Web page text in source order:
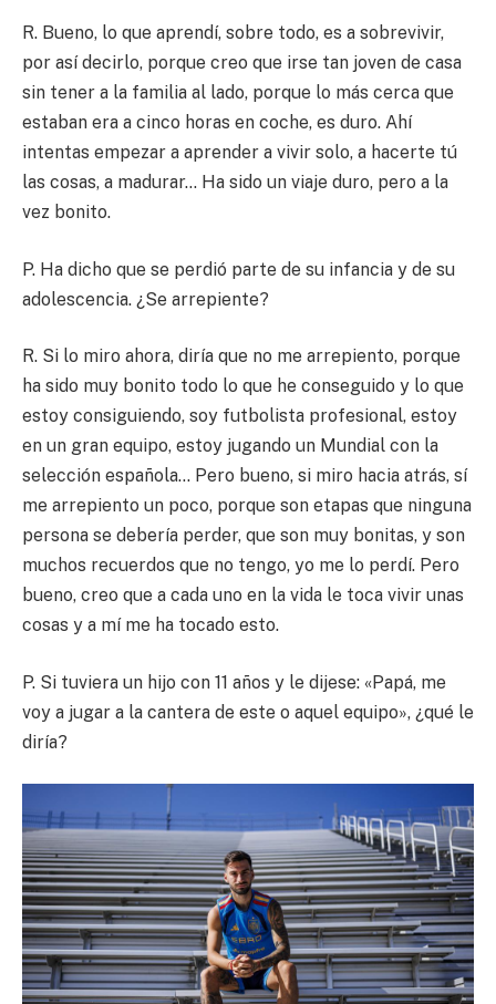
R. Bueno, lo que aprendí, sobre todo, es a sobrevivir,
por así decirlo, porque creo que irse tan joven de casa
sin tener a la familia al lado, porque lo más cerca que
estaban era a cinco horas en coche, es duro. Ahí
intentas empezar a aprender a vivir solo, a hacerte tú
las cosas, a madurar… Ha sido un viaje duro, pero a la
vez bonito.
P. Ha dicho que se perdió parte de su infancia y de su
adolescencia. ¿Se arrepiente?
R. Si lo miro ahora, diría que no me arrepiento, porque
ha sido muy bonito todo lo que he conseguido y lo que
estoy consiguiendo, soy futbolista profesional, estoy
en un gran equipo, estoy jugando un Mundial con la
selección española… Pero bueno, si miro hacia atrás, sí
me arrepiento un poco, porque son etapas que ninguna
persona se debería perder, que son muy bonitas, y son
muchos recuerdos que no tengo, yo me lo perdí. Pero
bueno, creo que a cada uno en la vida le toca vivir unas
cosas y a mí me ha tocado esto.
P. Si tuviera un hijo con 11 años y le dijese: «Papá, me
voy a jugar a la cantera de este o aquel equipo», ¿qué le
diría?